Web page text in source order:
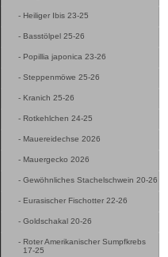
- Heiliger Ibis 23-25
- Basstölpel 25-26
- Popillia japonica 23-26
- Steppenmöwe 25-26
- Kranich 25-26
- Rotkehlchen 24-25
- Mauereidechse 2026
- Mauergecko 2026
- Gewöhnliches Stachelschwein 20-26
- Eurasischer Fischotter 22-26
- Goldschakal 20-26
- Roter Amerikanischer Sumpfkrebs
17-25